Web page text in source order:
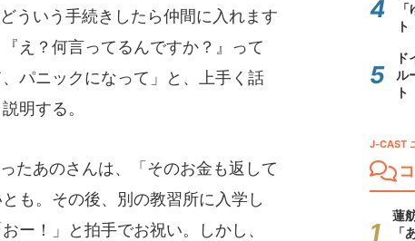
ういう手続きしたら仲間に入れます
え？何言ってるんですか？』って
パニックになって」と、上手く話
明する。
たあのさんは、「そのお金も返して
も。その後、別の教習所に入学し
ー！」と拍手でお祝い。しかし、
ル
J-CAST
蓮
「